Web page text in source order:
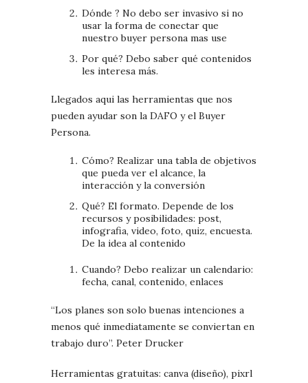
Dónde ? No debo ser invasivo si no
usar la forma de conectar que
nuestro buyer persona mas use
Por qué? Debo saber qué contenidos
les interesa más.
Llegados aqui las herramientas que nos
pueden ayudar son la DAFO y el Buyer
Persona.
Cómo? Realizar una tabla de objetivos
que pueda ver el alcance, la
interacción y la conversión
Qué? El formato. Depende de los
recursos y posibilidades: post,
infografia, video, foto, quiz, encuesta.
De la idea al contenido
Cuando? Debo realizar un calendario:
fecha, canal, contenido, enlaces
“Los planes son solo buenas intenciones a
menos qué inmediatamente se conviertan en
trabajo duro”. Peter Drucker
Herramientas gratuitas: canva (diseño), pixrl